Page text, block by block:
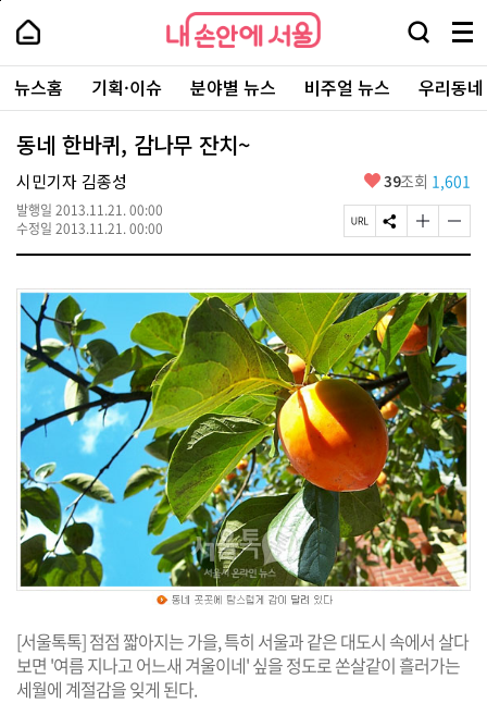
본
로
가
내
손
안
에
서
울
-
서
울
시
대
표
소
포
털
내
손
에
울
검
창
열
기
메
뉴
전
체
보
주
요
서
뉴스홈 기획·이슈 분야별 뉴스 비주얼 뉴스 우리동
동네 한바퀴, 감나무 잔치~
시민기자 김종성
발행일 2013.11.21. 00:00
수정일 2013.11.21. 00:00
좋
요
39조회 1,601
페
이
U
R
L
복
사
S
N
공
유
하
기
글
자
기
크
게
변
경
하
기
글
자
기
작
게
변
경
하
기
[서울톡톡] 점점 짧아지는 가을, 특히 서울과 같은 대도시 속에서 살다
보면 '여름 지나고 어느새 겨울이네' 싶을 정도로 쏜살같이 흘러가는
세월에 계절감을 잊게 된다.
페
상
단
로